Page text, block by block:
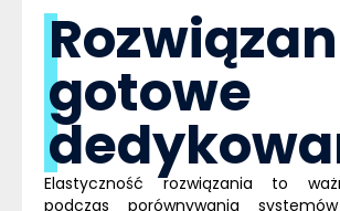
Elastyczność rozwiązania to
podczas porównywania